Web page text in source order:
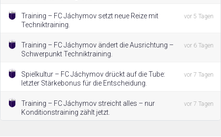
Training – FC Jáchymov setzt neue Reize mit
Techniktraining.
vor 5 Tagen
Training – FC Jáchymov ändert die Ausrichtung –
Schwerpunkt Techniktraining.
vor 6 Tagen
Spielkultur – FC Jáchymov drückt auf die Tube:
letzter Stärkebonus für die Entscheidung.
vor 7 Tagen
Training – FC Jáchymov streicht alles – nur
Konditionstraining zählt jetzt.
vor 7 Tagen